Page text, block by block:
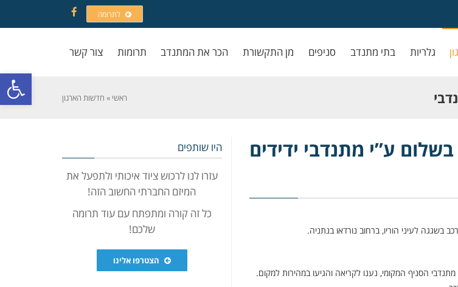
פתח
לתרומה
Facebook
גלריות בתי מתנדב סניפים מן התקשורת הכר את המתנדב תרומות צור קשר
ראשי » חדשות הארגון
ע”י מתנדבי ידידים
הסניף המקומי, נענו לקריאה והגיעו במהירות למקום.
היו שותפים
עזרו לנו לרכוש ציוד איכותי ולתפעל את
המיזם החברתי החשוב הזה!
כל זה קורה ומתפתח עם עוד תרומה
שלכם!
הצטרפו אלינו